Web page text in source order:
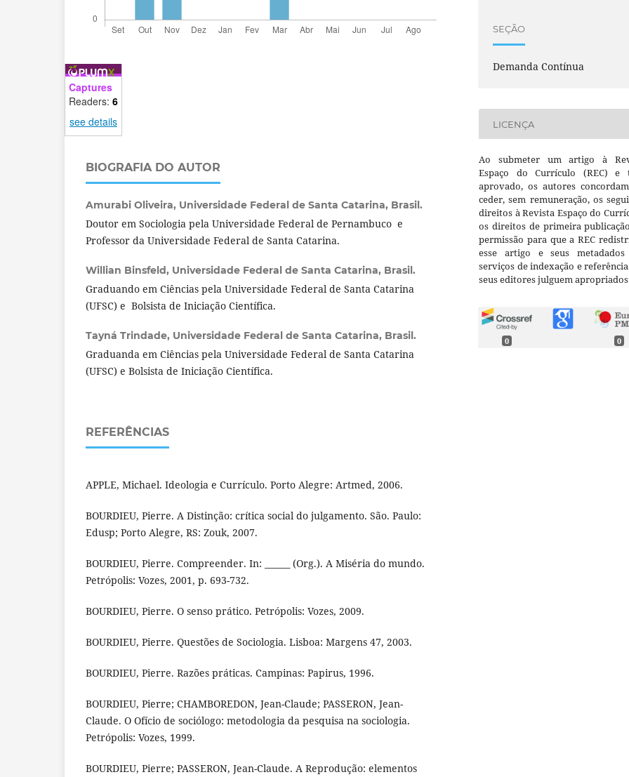
Captures
Readers: 6
see details
BIOGRAFIA DO AUTOR
Amurabi Oliveira, Universidade Federal de Santa Catarina, Brasil.
Doutor em Sociologia pela Universidade Federal de Pernambuco e
Professor da Universidade Federal de Santa Catarina.
Willian Binsfeld, Universidade Federal de Santa Catarina, Brasil.
Graduando em Ciências pela Universidade Federal de Santa Catarina
(UFSC) e Bolsista de Iniciação Científica.
Tayná Trindade, Universidade Federal de Santa Catarina, Brasil.
Graduanda em Ciências pela Universidade Federal de Santa Catarina
(UFSC) e Bolsista de Iniciação Científica.
REFERÊNCIAS
APPLE, Michael. Ideologia e Currículo. Porto Alegre: Artmed, 2006.
BOURDIEU, Pierre. A Distinção: crítica social do julgamento. São. Paulo:
Edusp; Porto Alegre, RS: Zouk, 2007.
BOURDIEU, Pierre. Compreender. In: ______ (Org.). A Miséria do mundo.
Petrópolis: Vozes, 2001, p. 693-732.
BOURDIEU, Pierre. O senso prático. Petrópolis: Vozes, 2009.
BOURDIEU, Pierre. Questões de Sociologia. Lisboa: Margens 47, 2003.
BOURDIEU, Pierre. Razões práticas. Campinas: Papirus, 1996.
BOURDIEU, Pierre; CHAMBOREDON, Jean-Claude; PASSERON, Jean-
Claude. O Ofício de sociólogo: metodologia da pesquisa na sociologia.
Petrópolis: Vozes, 1999.
BOURDIEU, Pierre; PASSERON, Jean-Claude. A Reprodução: elementos
SEÇÃO
Demanda Contínua
LICENÇA
Ao submeter um artigo à
Espaço do Currículo (REC) e
aprovado, os autores
ceder, sem remuneração, os
direitos à Revista Espaço do
os direitos de primeira
permissão para que a REC
esse artigo e seus metadados
serviços de indexação e
seus editores julguem
0 0